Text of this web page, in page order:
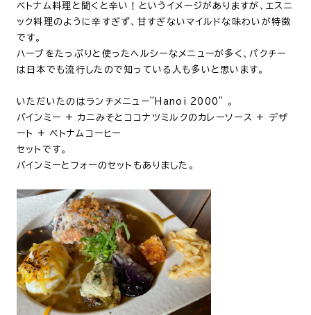
ベトナム料理と聞くと辛い！というイメージがありますが、 エスニ
ック料理のように辛すぎず、甘すぎないマイルドな味わいが特徴
です。
ハーブをたっぷりと使ったヘルシーなメニューが多く、パクチー
は日本でも流行したので知っている人も多いと思います。
いただいたのはランチメニュー”Hanoi 2000” 。
バインミー + カニみそとココナツミルクのカレーソース + デザ
ート + ベトナムコーヒー
セットです。
バインミーとフォーのセットもありました。